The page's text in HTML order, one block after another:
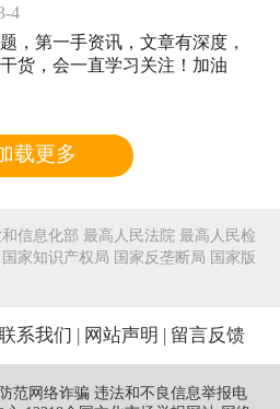
4
，第一手资讯，文章有深度，
货，会一直学习关注！加油
载更多
信息化部 最高人民法院 最高人民检
国家知识产权局 国家反垄断局 国家版
系我们 网站声明 留言反馈
范网络诈骗 违法和不良信息举报电